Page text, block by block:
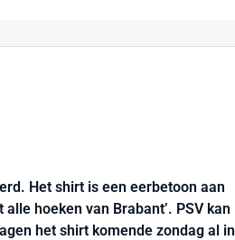
Het shirt is een eerbetoon aan
hoeken van Brabant’. PSV kan
het shirt komende zondag al in